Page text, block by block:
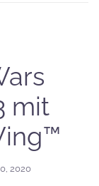
mit
2020